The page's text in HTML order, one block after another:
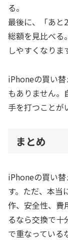
る。
最後に、「あと
総額を見比べる
しやすくなりま
iPhoneの買い
もありません。
手を打つことが
まとめ
iPhoneの買い
す。ただ、本当
作、安全性、費
るなら交換で十
で重なっている